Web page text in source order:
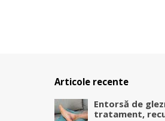
Articole recente
Entorsă de
tratament,